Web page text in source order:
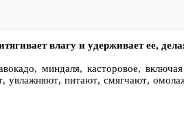
влагу и удерживает ее,
миндаля, касторовое,
увлажняют, питают, смягчают,